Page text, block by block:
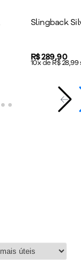
Slingback
Price:
R$ 289,90
10x de R$